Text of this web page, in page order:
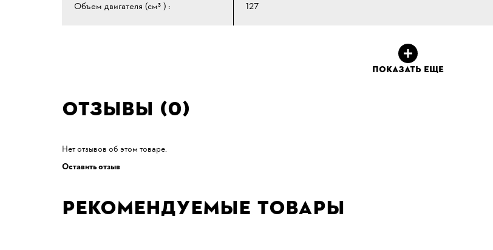
Объем двигателя (см³ ) : 127
ПОКАЗАТЬ ЕЩЕ
Отзывы (0)
Нет отзывов об этом товаре.
Оставить отзыв
Рекомендуемые товары